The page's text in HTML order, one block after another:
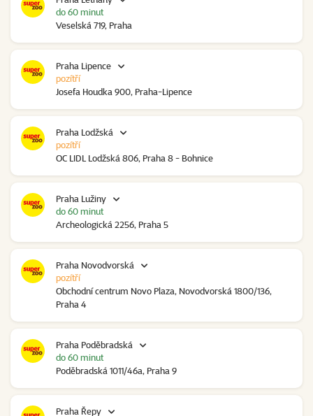
Veselská 719, Praha
do 60 minut
Praha Lipence
Josefa Houdka 900, Praha-Lipence
pozítří
Praha Lodžská
OC LIDL Lodžská 806, Praha 8 - Bohnice
pozítří
Praha Lužiny
Archeologická 2256, Praha 5
do 60 minut
Praha Novodvorská
Obchodní centrum Novo Plaza, Novodvorská 1800/136,
Praha 4
pozítří
Praha Poděbradská
Poděbradská 1011/46a, Praha 9
do 60 minut
Praha Řepy